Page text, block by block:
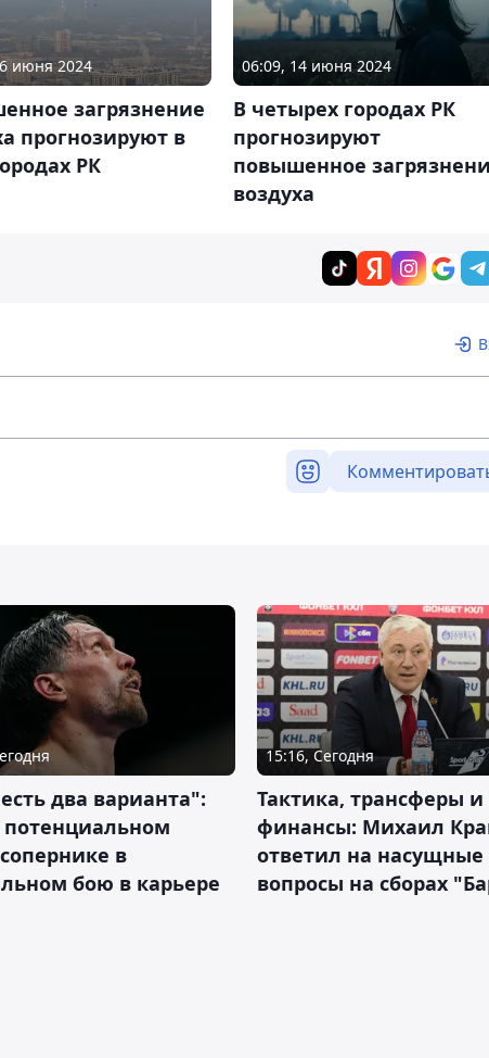
июня 2024
загрязнение
прогнозируют в
РК
06:09, 14 июня 2024
В четырех городах РК
прогнозируют
повышенное
воздуха
два варианта":
потенциальном
в
бою в карьере
15:16, Сегодня
Тактика, трансферы и
финансы: Михаил
ответил на насущные
вопросы на сборах